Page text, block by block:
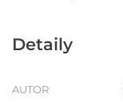
Detaily
AUTOR